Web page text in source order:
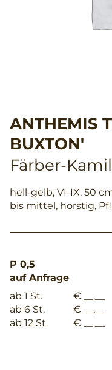
ANTHEMIS
BUXTON'
Färber-
hell-gelb, VI-IX, 50
bis mittel, horstig,
P 0,5
auf Anfrage
ab 1 St.
€ __,__
ab 6 St.
€ __,__
ab 12 St.
€ __,__